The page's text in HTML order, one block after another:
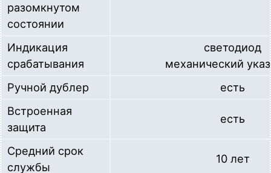
разомкнутом
состоянии
Индикация
срабатывания
светодиод
механический
Ручной дублер
есть
Встроенная
защита
есть
Средний срок
службы
10 лет